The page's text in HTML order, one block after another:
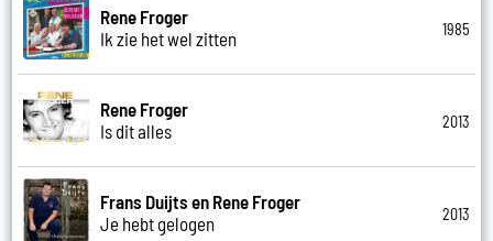
Rene Froger
Ik zie het wel zitten
1985
Rene Froger
Is dit alles
2013
Frans Duijts en Rene Froger
Je hebt gelogen
2013